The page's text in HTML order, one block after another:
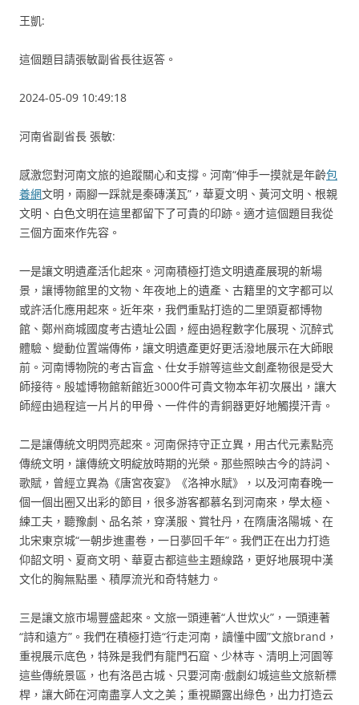
王凱:
這個題目請張敏副省長往返答。
2024-05-09 10:49:18
河南省副省長 張敏:
感激您對河南文旅的追蹤關心和支撐。河南“伸手一摸就是年齡包
養網文明，兩腳一踩就是秦磚漢瓦”，華夏文明、黃河文明、根親
文明、白色文明在這里都留下了可貴的印跡。適才這個題目我從
三個方面來作先容。
一是讓文明遺產活化起來。河南積極打造文明遺產展現的新場
景，讓博物館里的文物、年夜地上的遺產、古籍里的文字都可以
或許活化應用起來。近年來，我們重點打造的二里頭夏都博物
館、鄭州商城國度考古遺址公園，經由過程數字化展現、沉醉式
體驗、變動位置端傳佈，讓文明遺產更好更活潑地展示在大師眼
前。河南博物院的考古盲盒、仕女手辦等這些文創產物很是受大
師接待。殷墟博物館新館近3000件可貴文物本年初次展出，讓大
師經由過程這一片片的甲骨、一件件的青銅器更好地觸摸汗青。
二是讓傳統文明閃亮起來。河南保持守正立異，用古代元素點亮
傳統文明，讓傳統文明綻放時期的光榮。那些照映古今的詩詞、
歌賦，曾經立異為《唐宮夜宴》《洛神水賦》，以及河南春晚一
個一個出圈又出彩的節目，很多游客都慕名到河南來，學太極、
練工夫，聽豫劇、品名茶，穿漢服、賞牡丹，在隋唐洛陽城、在
北宋東京城“一朝步進畫卷，一日夢回千年”。我們正在出力打造
仰韶文明、夏商文明、華夏古都這些主題線路，更好地展現中漢
文化的胸無點墨、積厚流光和奇特魅力。
三是讓文旅市場豐盛起來。文旅一頭連著“人世炊火”，一頭連著
“詩和遠方”。我們在積極打造“行走河南，讀懂中國”文旅brand，
重視展示底色，特殊是我們有龍門石窟、少林寺、清明上河園等
這些傳統景區，也有洛邑古城、只要河南·戲劇幻城這些文旅新標
桿，讓大師在河南盡享人文之美；重視顯露出綠色，出力打造云